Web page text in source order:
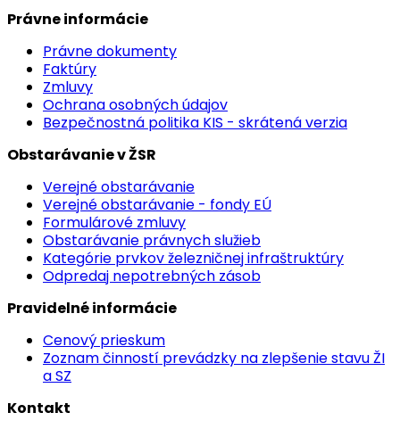
Právne informácie
Právne dokumenty
Faktúry
Zmluvy
Ochrana osobných údajov
Bezpečnostná politika KIS - skrátená verzia
Obstarávanie v ŽSR
Verejné obstarávanie
Verejné obstarávanie - fondy EÚ
Formulárové zmluvy
Obstarávanie právnych služieb
Kategórie prvkov železničnej infraštruktúry
Odpredaj nepotrebných zásob
Pravidelné informácie
Cenový prieskum
Zoznam činností prevádzky na zlepšenie stavu ŽI
a SZ
Kontakt